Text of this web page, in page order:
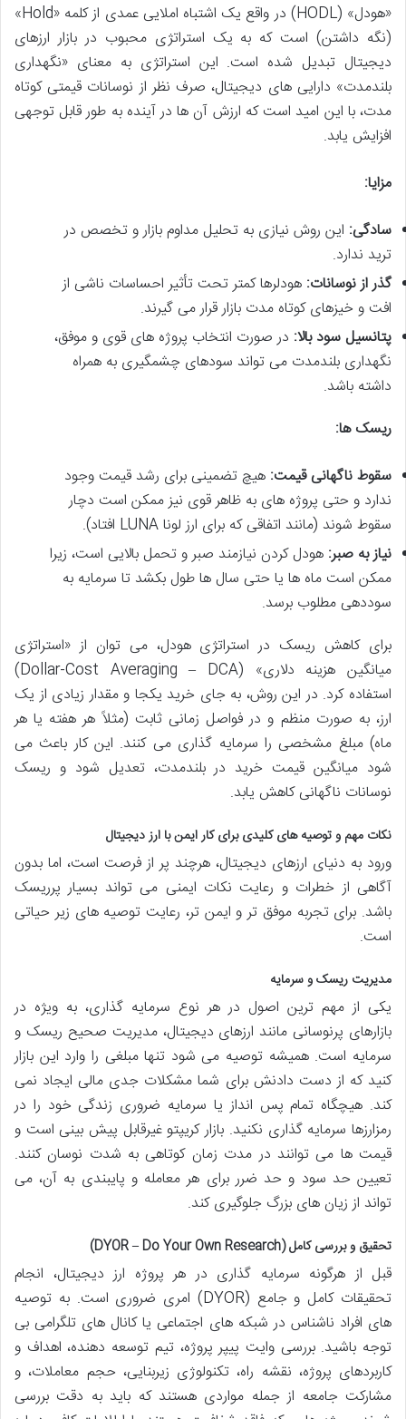
«هودل» (HODL) در واقع یک اشتباه املایی عمدی از کلمه «Hold»
(نگه داشتن) است که به یک استراتژی محبوب در بازار ارزهای
دیجیتال تبدیل شده است. این استراتژی به معنای «نگهداری
بلندمدت» دارایی های دیجیتال، صرف نظر از نوسانات قیمتی کوتاه
مدت، با این امید است که ارزش آن ها در آینده به طور قابل توجهی
افزایش یابد.
مزایا:
سادگی: این روش نیازی به تحلیل مداوم بازار و تخصص در
ترید ندارد.
گذر از نوسانات: هودلرها کمتر تحت تأثیر احساسات ناشی از
افت و خیزهای کوتاه مدت بازار قرار می گیرند.
پتانسیل سود بالا: در صورت انتخاب پروژه های قوی و موفق،
نگهداری بلندمدت می تواند سودهای چشمگیری به همراه
داشته باشد.
ریسک ها:
سقوط ناگهانی قیمت: هیچ تضمینی برای رشد قیمت وجود
ندارد و حتی پروژه های به ظاهر قوی نیز ممکن است دچار
سقوط شوند (مانند اتفاقی که برای ارز لونا LUNA افتاد).
نیاز به صبر: هودل کردن نیازمند صبر و تحمل بالایی است، زیرا
ممکن است ماه ها یا حتی سال ها طول بکشد تا سرمایه به
سوددهی مطلوب برسد.
برای کاهش ریسک در استراتژی هودل، می توان از «استراتژی
میانگین هزینه دلاری» (Dollar-Cost Averaging – DCA)
استفاده کرد. در این روش، به جای خرید یکجا و مقدار زیادی از یک
ارز، به صورت منظم و در فواصل زمانی ثابت (مثلاً هر هفته یا هر
ماه) مبلغ مشخصی را سرمایه گذاری می کنند. این کار باعث می
شود میانگین قیمت خرید در بلندمدت، تعدیل شود و ریسک
نوسانات ناگهانی کاهش یابد.
نکات مهم و توصیه های کلیدی برای کار ایمن با ارز دیجیتال
ورود به دنیای ارزهای دیجیتال، هرچند پر از فرصت است، اما بدون
آگاهی از خطرات و رعایت نکات ایمنی می تواند بسیار پرریسک
باشد. برای تجربه موفق تر و ایمن تر، رعایت توصیه های زیر حیاتی
است.
مدیریت ریسک و سرمایه
یکی از مهم ترین اصول در هر نوع سرمایه گذاری، به ویژه در
بازارهای پرنوسانی مانند ارزهای دیجیتال، مدیریت صحیح ریسک و
سرمایه است. همیشه توصیه می شود تنها مبلغی را وارد این بازار
کنید که از دست دادنش برای شما مشکلات جدی مالی ایجاد نمی
کند. هیچگاه تمام پس انداز یا سرمایه ضروری زندگی خود را در
رمزارزها سرمایه گذاری نکنید. بازار کریپتو غیرقابل پیش بینی است و
قیمت ها می توانند در مدت زمان کوتاهی به شدت نوسان کنند.
تعیین حد سود و حد ضرر برای هر معامله و پایبندی به آن، می
تواند از زیان های بزرگ جلوگیری کند.
تحقیق و بررسی کامل (DYOR – Do Your Own Research)
قبل از هرگونه سرمایه گذاری در هر پروژه ارز دیجیتال، انجام
تحقیقات کامل و جامع (DYOR) امری ضروری است. به توصیه
های افراد ناشناس در شبکه های اجتماعی یا کانال های تلگرامی بی
توجه باشید. بررسی وایت پیپر پروژه، تیم توسعه دهنده، اهداف و
کاربردهای پروژه، نقشه راه، تکنولوژی زیربنایی، حجم معاملات، و
مشارکت جامعه از جمله مواردی هستند که باید به دقت بررسی